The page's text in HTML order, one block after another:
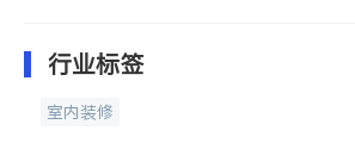
行业标签
室内装修